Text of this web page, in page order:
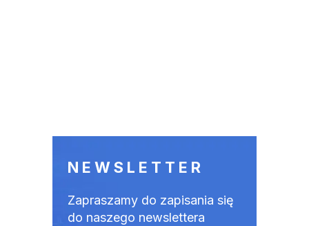
NEWSLETTER
Zapraszamy do zapisania się
do naszego newslettera